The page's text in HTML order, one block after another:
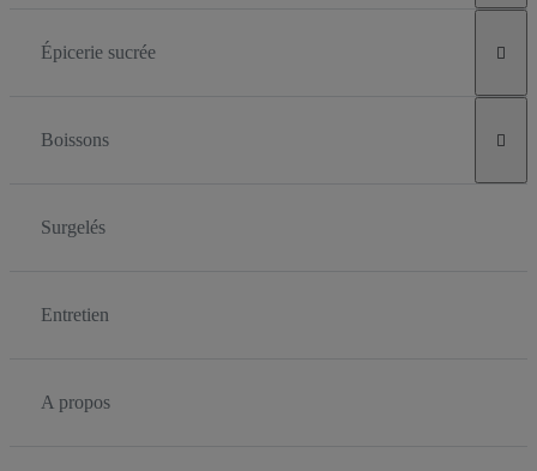
Épicerie sucrée 
Boissons 
Surgelés
Entretien
A propos